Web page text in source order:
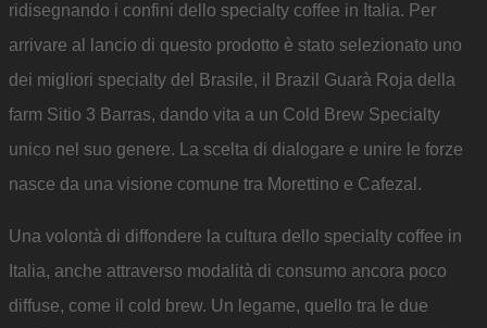
ridisegnando i confini dello specialty coffee in Italia. Per
arrivare al lancio di questo prodotto è stato selezionato uno
dei migliori specialty del Brasile, il Brazil Guarà Roja della
farm Sitio 3 Barras, dando vita a un Cold Brew Specialty
unico nel suo genere. La scelta di dialogare e unire le forze
nasce da una visione comune tra Morettino e Cafezal.
Una volontà di diffondere la cultura dello specialty coffee in
Italia, anche attraverso modalità di consumo ancora poco
diffuse, come il cold brew. Un legame, quello tra le due